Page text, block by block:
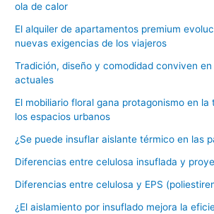
ola de calor
El alquiler de apartamentos premium
nuevas exigencias de los viajeros
Tradición, diseño y comodidad conviven
actuales
El mobiliario floral gana protagonismo en
los espacios urbanos
¿Se puede insuflar aislante térmico en las
Diferencias entre celulosa insuflada y
Diferencias entre celulosa y EPS
¿El aislamiento por insuflado mejora la